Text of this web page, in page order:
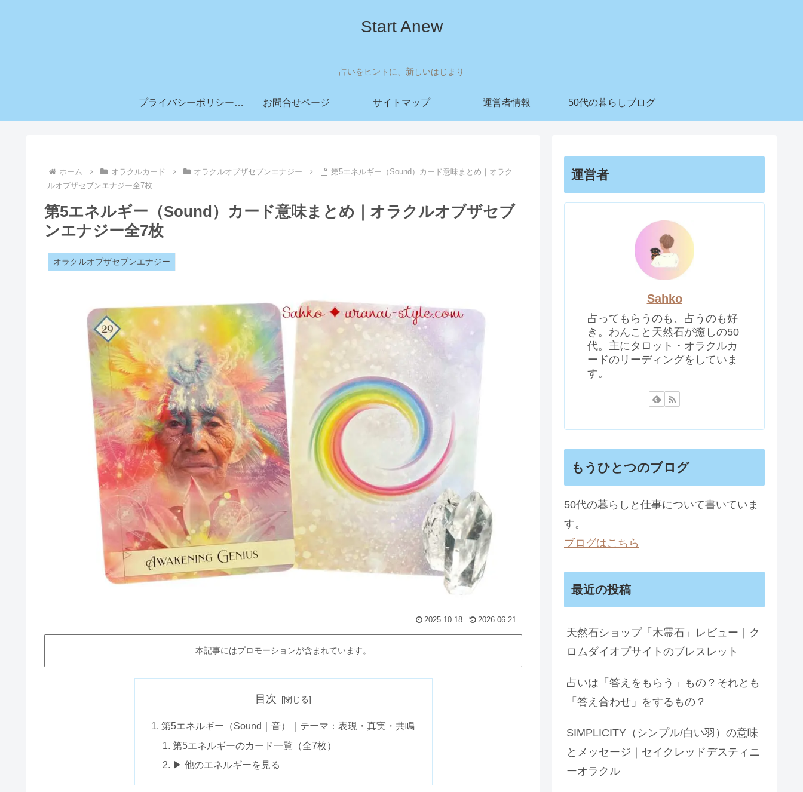
Start Anew
占いをヒントに、新しいはじまり
プライバシーポリシー & 免責事項 お問合せページ サイトマップ 運営者情報 50代の暮らしブログ
ホーム オラクルカード オラクルオブザセブンエナジー
第5エネルギー（Sound）カード意味まとめ｜オラク
ルオブザセブンエナジー全7枚
第5エネルギー（Sound）カード意味まとめ｜オラクルオブザセブ
ンエナジー全7枚
オラクルオブザセブンエナジー
2025.10.18 2026.06.21
本記事にはプロモーションが含まれています。
目次
第5エネルギー（Sound｜音）｜テーマ：表現・真実・共鳴
第5エネルギーのカード一覧（全7枚）
▶ 他のエネルギーを見る
運営者
Sahko
占ってもらうのも、占うのも好
き。わんこと天然石が癒しの50
代。主にタロット・オラクルカ
ードのリーディングをしていま
す。
もうひとつのブログ
50代の暮らしと仕事について書いていま
す。
ブログはこちら
最近の投稿
天然石ショップ「木霊石」レビュー｜ク
ロムダイオプサイトのブレスレット
占いは「答えをもらう」もの？それとも
「答え合わせ」をするもの？
SIMPLICITY（シンプル/白い羽）の意味
とメッセージ｜セイクレッドデスティニ
ーオラクル